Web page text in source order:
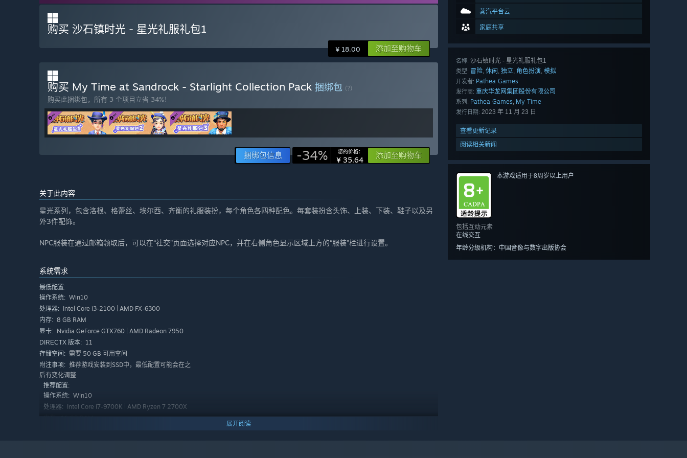
蒸汽平台云
家庭共享
名称: 沙石镇时光 - 星光礼服礼包1
类型: 冒险, 休闲, 独立, 角色扮演, 模拟
开发者: Pathea Games
发行商: 重庆华龙网集团股份有限公司
系列: Pathea Games, My Time
发行日期: 2023 年 11 月 23 日
查看更新记录
阅读相关新闻
本游戏适用于8周岁以上用户
包括互动元素
在线交互
年龄分级机构：中国音像与数字出版协会
购买 沙石镇时光 - 星光礼服礼包1
¥ 18.00 添加至购物车
购买 My Time at Sandrock - Starlight Collection Pack 捆绑包 (?)
购买此捆绑包，所有 3 个项目立省 34%！
捆绑包信息 -34% 您的价格：
¥ 35.64 添加至购物车
关于此内容
星光系列，包含洛根、格蕾丝、埃尔西、齐衡的礼服装扮，每个角色各四种配色。每套装扮含头饰、上装、下装、鞋子以及另
外3件配饰。
NPC服装在通过邮箱领取后，可以在“社交”页面选择对应NPC，并在右侧角色显示区域上方的“服装”栏进行设置。
系统需求
最低配置:
操作系统: Win10
处理器: Intel Core i3-2100 | AMD FX-6300
内存: 8 GB RAM
显卡: Nvidia GeForce GTX760 | AMD Radeon 7950
DIRECTX 版本: 11
存储空间: 需要 50 GB 可用空间
附注事项: 推荐游戏安装到SSD中，最低配置可能会在之
后有变化调整
推荐配置:
操作系统: Win10
处理器: Intel Core i7-9700K | AMD Ryzen 7 2700X
内存: 16 GB RAM
展开阅读